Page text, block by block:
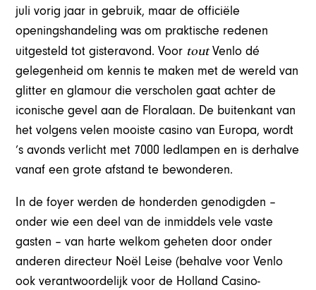
juli vorig jaar in gebruik, maar de officiële
openingshandeling was om praktische redenen
uitgesteld tot gisteravond. Voor toutVenlo dé
gelegenheid om kennis te maken met de wereld van
glitter en glamour die verscholen gaat achter de
iconische gevel aan de Floralaan. De buitenkant van
het volgens velen mooiste casino van Europa, wordt
’s avonds verlicht met 7000 ledlampen en is derhalve
vanaf een grote afstand te bewonderen.
In de foyer werden de honderden genodigden –
onder wie een deel van de inmiddels vele vaste
gasten – van harte welkom geheten door onder
anderen directeur Noël Leise (behalve voor Venlo
ook verantwoordelijk voor de Holland Casino-